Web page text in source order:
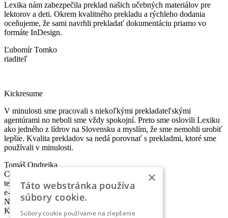
Lexika nám zabezpečila preklad našich učebných materiálov pre
lektorov a deti. Okrem kvalitného prekladu a rýchleho dodania
oceňujeme, že sami navrhli prekladať dokumentáciu priamo vo
formáte InDesign.
Ľubomír Tomko
riaditeľ
Kickresume
V minulosti sme pracovali s niekoľkými prekladateľskými
agentúrami no neboli sme vždy spokojní. Preto sme oslovili Lexiku
ako jedného z lídrov na Slovensku a myslím, že sme nemohli urobiť
lepšie. Kvalita prekladov sa nedá porovnať s prekladmi, ktoré sme
používali v minulosti.
Tomáš Ondrejka
Co-founder & Head of Marketing
telefón: +421 2 5010 6700
e-mail:
info@lexika.sk
Nájdete nás:
Kontakty
×
Táto webstránka používa
súbory cookie.
Súbory cookie používame na zlepšenie